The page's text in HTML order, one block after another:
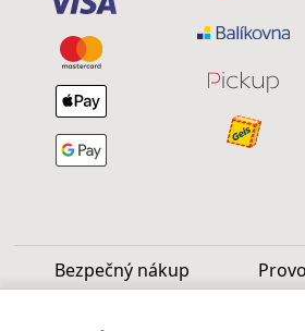
Bezpečný nákup